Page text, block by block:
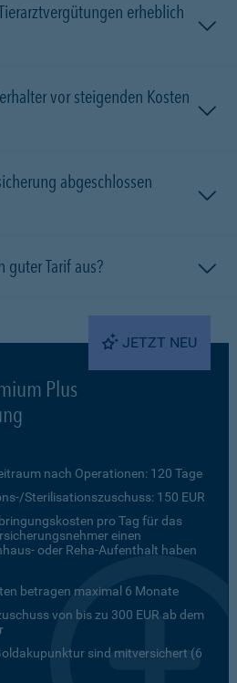
erheblich
vor steigenden Kosten
abgeschlossen
guter Tarif aus?
JETZT NEU
Plus
nach Operationen: 120 Tage
Sterilisationszuschuss: 150 EUR
pro Tag für das
einen
oder Reha-Aufenthalt haben
betragen maximal 6 Monate
von bis zu 300 EUR ab dem
sind mitversichert (6